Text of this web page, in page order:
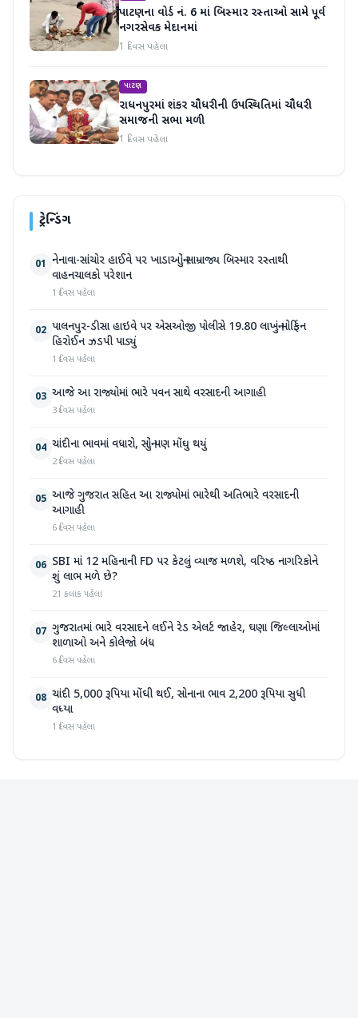
પાટણના વોર્ડ નં. 6 માં બિસ્માર રસ્તાઓ સામે પૂર્વ
નગરસેવક મેદાનમાં
1 દિવસ પહેલા
પાટણ
રાધનપુરમાં શંકર ચૌધરીની ઉપસ્થિતિમાં ચૌધરી
સમાજની સભા મળી
1 દિવસ પહેલા
ટ્રેન્ડિંગ
01 નેનાવા-સાંચોર હાઈવે પર ખાડાઓનું સામ્રાજ્ય બિસ્માર રસ્તાથી
વાહનચાલકો પરેશાન
1 દિવસ પહેલા
02 પાલનપુર-ડીસા હાઇવે પર એસઓજી પોલીસે 19.80 લાખનું મોર્ફિન
હિરોઈન ઝડપી પાડ્યું
1 દિવસ પહેલા
03 આજે આ રાજ્યોમાં ભારે પવન સાથે વરસાદની આગાહી
3 દિવસ પહેલા
04 ચાંદીના ભાવમાં વધારો, સોનું પણ મોંઘુ થયું
2 દિવસ પહેલા
05 આજે ગુજરાત સહિત આ રાજ્યોમાં ભારેથી અતિભારે વરસાદની
આગાહી
6 દિવસ પહેલા
06 SBI માં 12 મહિનાની FD પર કેટલું વ્યાજ મળશે, વરિષ્ઠ નાગરિકોને
શું લાભ મળે છે?
21 કલાક પહેલા
07 ગુજરાતમાં ભારે વરસાદને લઈને રેડ એલર્ટ જાહેર, ઘણા જિલ્લાઓમાં
શાળાઓ અને કોલેજો બંધ
6 દિવસ પહેલા
08 ચાંદી 5,000 રૂપિયા મોંઘી થઈ, સોનાના ભાવ 2,200 રૂપિયા સુધી
વધ્યા
1 દિવસ પહેલા